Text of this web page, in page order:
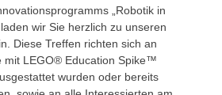
„Robotik in
wir Sie herzlich zu unseren
Diese Treffen richten sich an
mit LEGO® Education Spike™
wurden oder bereits